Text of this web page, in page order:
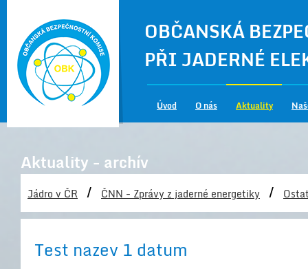
OBČANSKÁ
PŘI JADERNÉ
Úvod O nás Aktuality
Aktuality - archív
Jádro v ČR / ČNN - Zprávy z jaderné energetiky /
Test nazev 1 datum